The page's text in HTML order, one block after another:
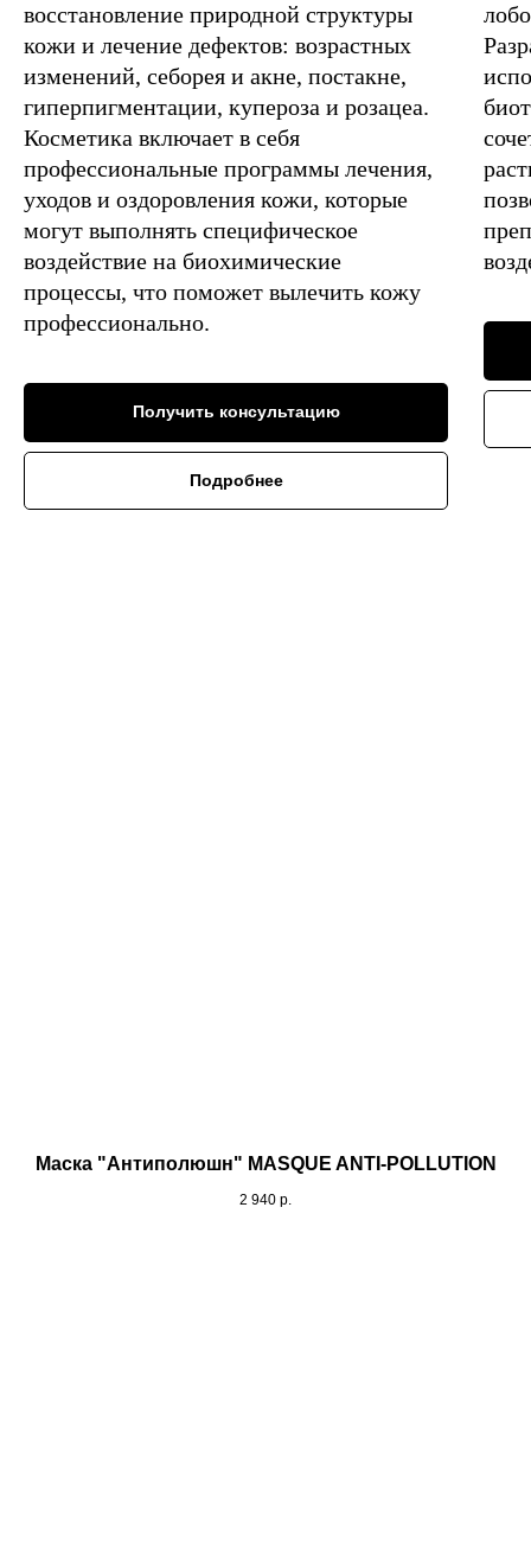
восстановление природной структуры
кожи и лечение дефектов: возрастных
изменений, себорея и акне, постакне,
гиперпигментации, купероза и розацеа.
Косметика включает в себя
профессиональные программы лечения,
уходов и оздоровления кожи, которые
могут выполнять специфическое
воздействие на биохимические
процессы, что поможет вылечить кожу
профессионально.
Получить консультацию
Подробнее
Маска "Антиполюшн" MASQUE ANTI-POLLUTION
2 940 р.